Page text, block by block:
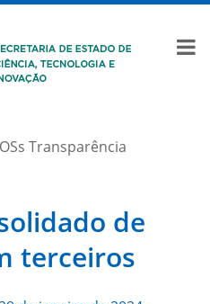
OSs Transparência
de
terceiros